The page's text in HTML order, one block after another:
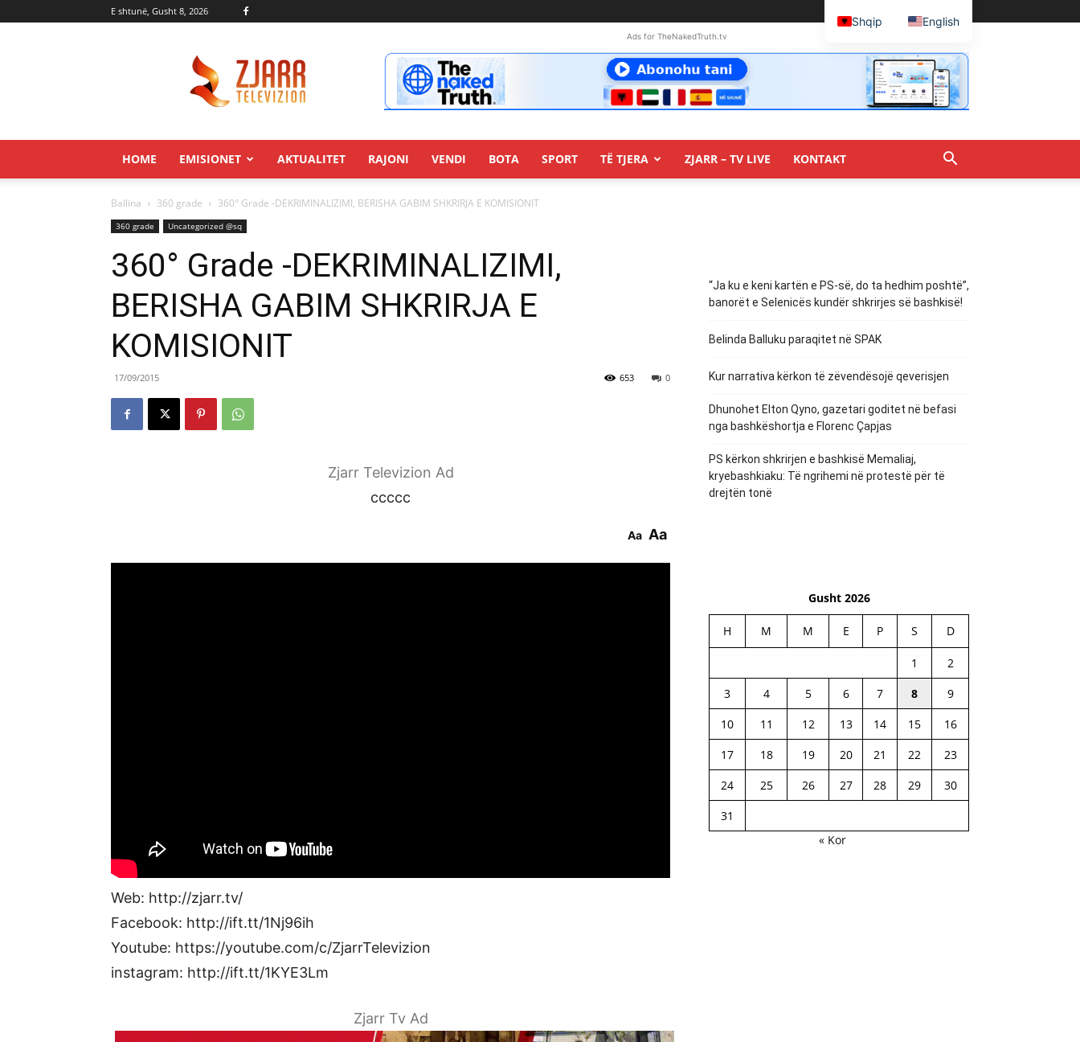
E shtunë, Gusht 8, 2026
Ads for TheNakedTruth.tv
HOME EMISIONET AKTUALITET RAJONI VENDI BOTA SPORT TË TJERA ZJARR – TV LIVE KONTAKT
Ballina 360 grade 360° Grade -DEKRIMINALIZIMI, BERISHA GABIM SHKRIRJA E KOMISIONIT
360 grade Uncategorized @sq
360° Grade -DEKRIMINALIZIMI,
BERISHA GABIM SHKRIRJA E
KOMISIONIT
17/09/2015 0
653
Zjarr Televizion Ad
ccccc
Aa Aa
Web: http://zjarr.tv/
Facebook: http://ift.tt/1Nj96ih
Youtube: https://youtube.com/c/ZjarrTelevizion
instagram: http://ift.tt/1KYE3Lm
Zjarr Tv Ad
“Ja ku e keni kartën e PS-së, do ta hedhim poshtë”,
banorët e Selenicës kundër shkrirjes së bashkisë!
Belinda Balluku paraqitet në SPAK
Kur narrativa kërkon të zëvendësojë qeverisjen
Dhunohet Elton Qyno, gazetari goditet në befasi
nga bashkëshortja e Florenc Çapjas
PS kërkon shkrirjen e bashkisë Memaliaj,
kryebashkiaku: Të ngrihemi në protestë për të
drejtën tonë
Gusht 2026
H M M E P S D
1
2
3
4 5 6 7 8
9
10
11 12 13 14 15
16
17
18 19 20 21 22
23
24
25 26 27 28 29
30
31
« Kor
Shqip English